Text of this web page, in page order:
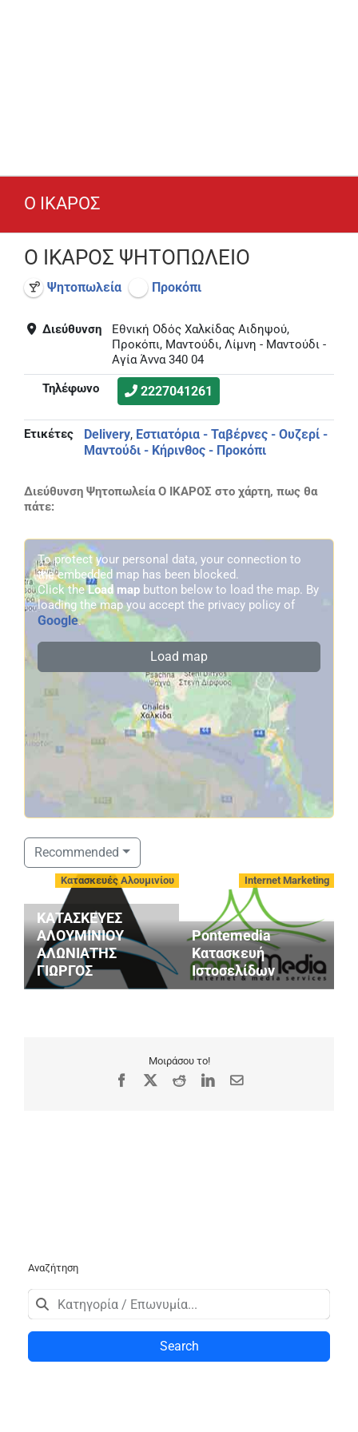
Ο ΙΚΑΡΟΣ
Ο ΙΚΑΡΟΣ ΨΗΤΟΠΩΛΕΙΟ
Ψητοπωλεία Προκόπι
Διεύθυνση
Εθνική Οδός Χαλκίδας Αιδηψού,
Προκόπι, Μαντούδι, Λίμνη - Μαντούδι -
Αγία Άννα 340 04
Τηλέφωνο
2227041261
Ετικέτες Delivery, Εστιατόρια - Ταβέρνες - Ουζερί -
Μαντούδι - Κήρινθος - Προκόπι
Διεύθυνση Ψητοπωλεία Ο ΙΚΑΡΟΣ στο χάρτη, πως θα
πάτε:
To protect your personal data, your connection to
the embedded map has been blocked.
Click theLoad map button below to load the map. By
loading the map you accept the privacy policy of
Google.
Load map
Recommended
Κατασκευές Αλουμινίου
ΚΑΤΑΣΚΕΥΕΣ
ΑΛΟΥΜΙΝΙΟΥ
ΑΛΩΝΙΑΤΗΣ
ΓΙΩΡΓΟΣ
Internet Marketing
Pontemedia
Κατασκευή
Ιστοσελίδων
Μοιράσου το!
Facebook RedditLinkedIn
Email
Αναζήτηση
Search